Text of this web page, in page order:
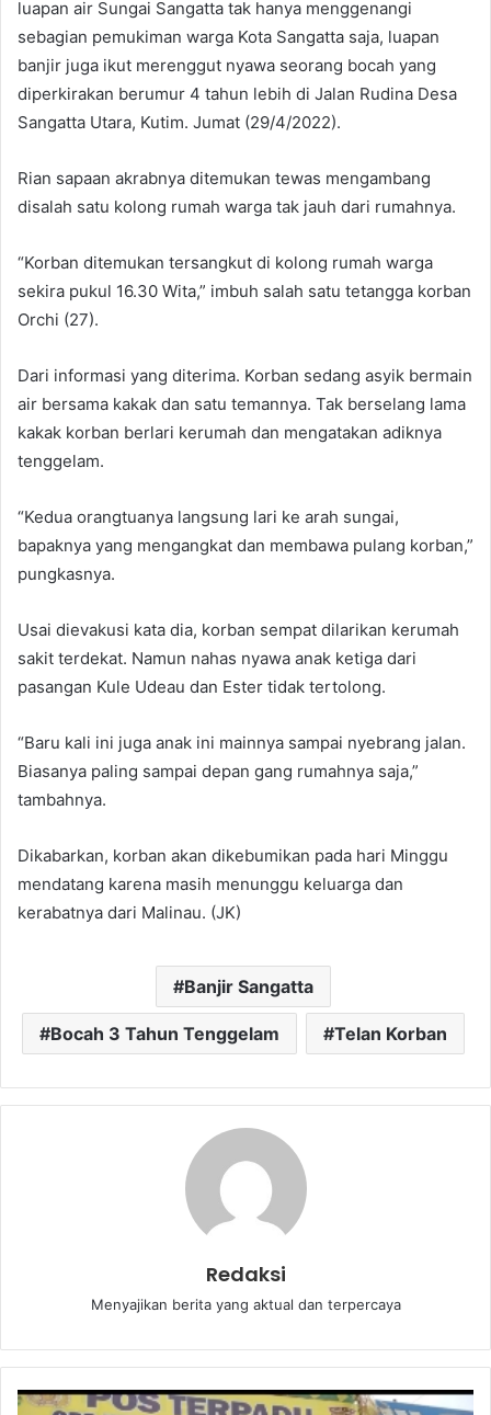
luapan air Sungai Sangatta tak hanya menggenangi
sebagian pemukiman warga Kota Sangatta saja, luapan
banjir juga ikut merenggut nyawa seorang bocah yang
diperkirakan berumur 4 tahun lebih di Jalan Rudina Desa
Sangatta Utara, Kutim. Jumat (29/4/2022).
Rian sapaan akrabnya ditemukan tewas mengambang
disalah satu kolong rumah warga tak jauh dari rumahnya.
“Korban ditemukan tersangkut di kolong rumah warga
sekira pukul 16.30 Wita,” imbuh salah satu tetangga korban
Orchi (27).
Dari informasi yang diterima. Korban sedang asyik bermain
air bersama kakak dan satu temannya. Tak berselang lama
kakak korban berlari kerumah dan mengatakan adiknya
tenggelam.
“Kedua orangtuanya langsung lari ke arah sungai,
bapaknya yang mengangkat dan membawa pulang korban,”
pungkasnya.
Usai dievakusi kata dia, korban sempat dilarikan kerumah
sakit terdekat. Namun nahas nyawa anak ketiga dari
pasangan Kule Udeau dan Ester tidak tertolong.
“Baru kali ini juga anak ini mainnya sampai nyebrang jalan.
Biasanya paling sampai depan gang rumahnya saja,”
tambahnya.
Dikabarkan, korban akan dikebumikan pada hari Minggu
mendatang karena masih menunggu keluarga dan
kerabatnya dari Malinau. (JK)
Banjir Sangatta
Bocah 3 Tahun Tenggelam Telan Korban
Redaksi
Menyajikan berita yang aktual dan terpercaya